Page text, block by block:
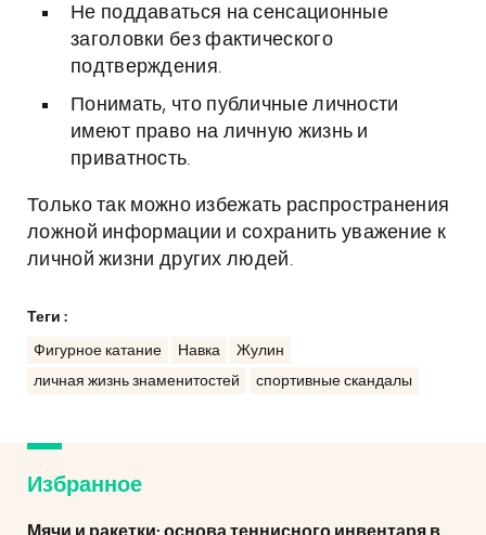
Не поддаваться на сенсационные
заголовки без фактического
подтверждения.
Понимать, что публичные личности
имеют право на личную жизнь и
приватность.
Только так можно избежать распространения
ложной информации и сохранить уважение к
личной жизни других людей.
Теги :
Фигурное катание Навка
Жулин
личная жизнь знаменитостей
спортивные скандалы
Избранное